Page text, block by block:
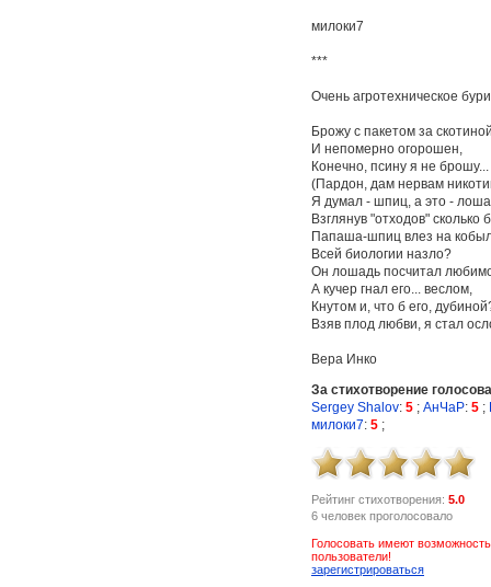
милоки7
***
Очень агротехническое
Брожу с пакетом за
И непомерно огорошен,
Конечно, псину я не брошу...
(Пардон, дам нервам
Я думал - шпиц, а это -
Взглянув "отходов" сколько
Папаша-шпиц влез на
Всей биологии назло?
Он лошадь посчитал
А кучер гнал его... веслом,
Кнутом и, что б его,
Взяв плод любви, я стал
Вера Инко
За стихотворение
Sergey Shalov: 5 ; АнЧаР: 5 ;
милоки7: 5 ;
Рейтинг стихотворения: 5.0
6 человек проголосовало
Голосовать имеют
пользователи!
зарегистрироваться